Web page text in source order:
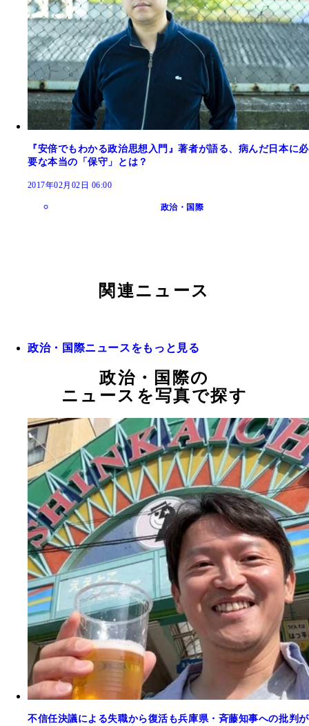
『安倍でもわかる政治思想入門』著者が語る、病んだ日本に必
要な本当の「保守」とは？
2017年02月02日 06:00
政治・国際
関連ニュース
政治・国際ニュースをもっと見る
政治・国際の
ニュースを写真で探す
不信任決議による失職から復活も兵庫県・斉藤知事への批判が